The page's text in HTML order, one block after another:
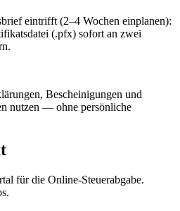
eintrifft (2–4 Wochen einplanen):
(.pfx) sofort an zwei
Bescheinigungen und
nutzen — ohne persönliche
für die Online-Steuerabgabe.